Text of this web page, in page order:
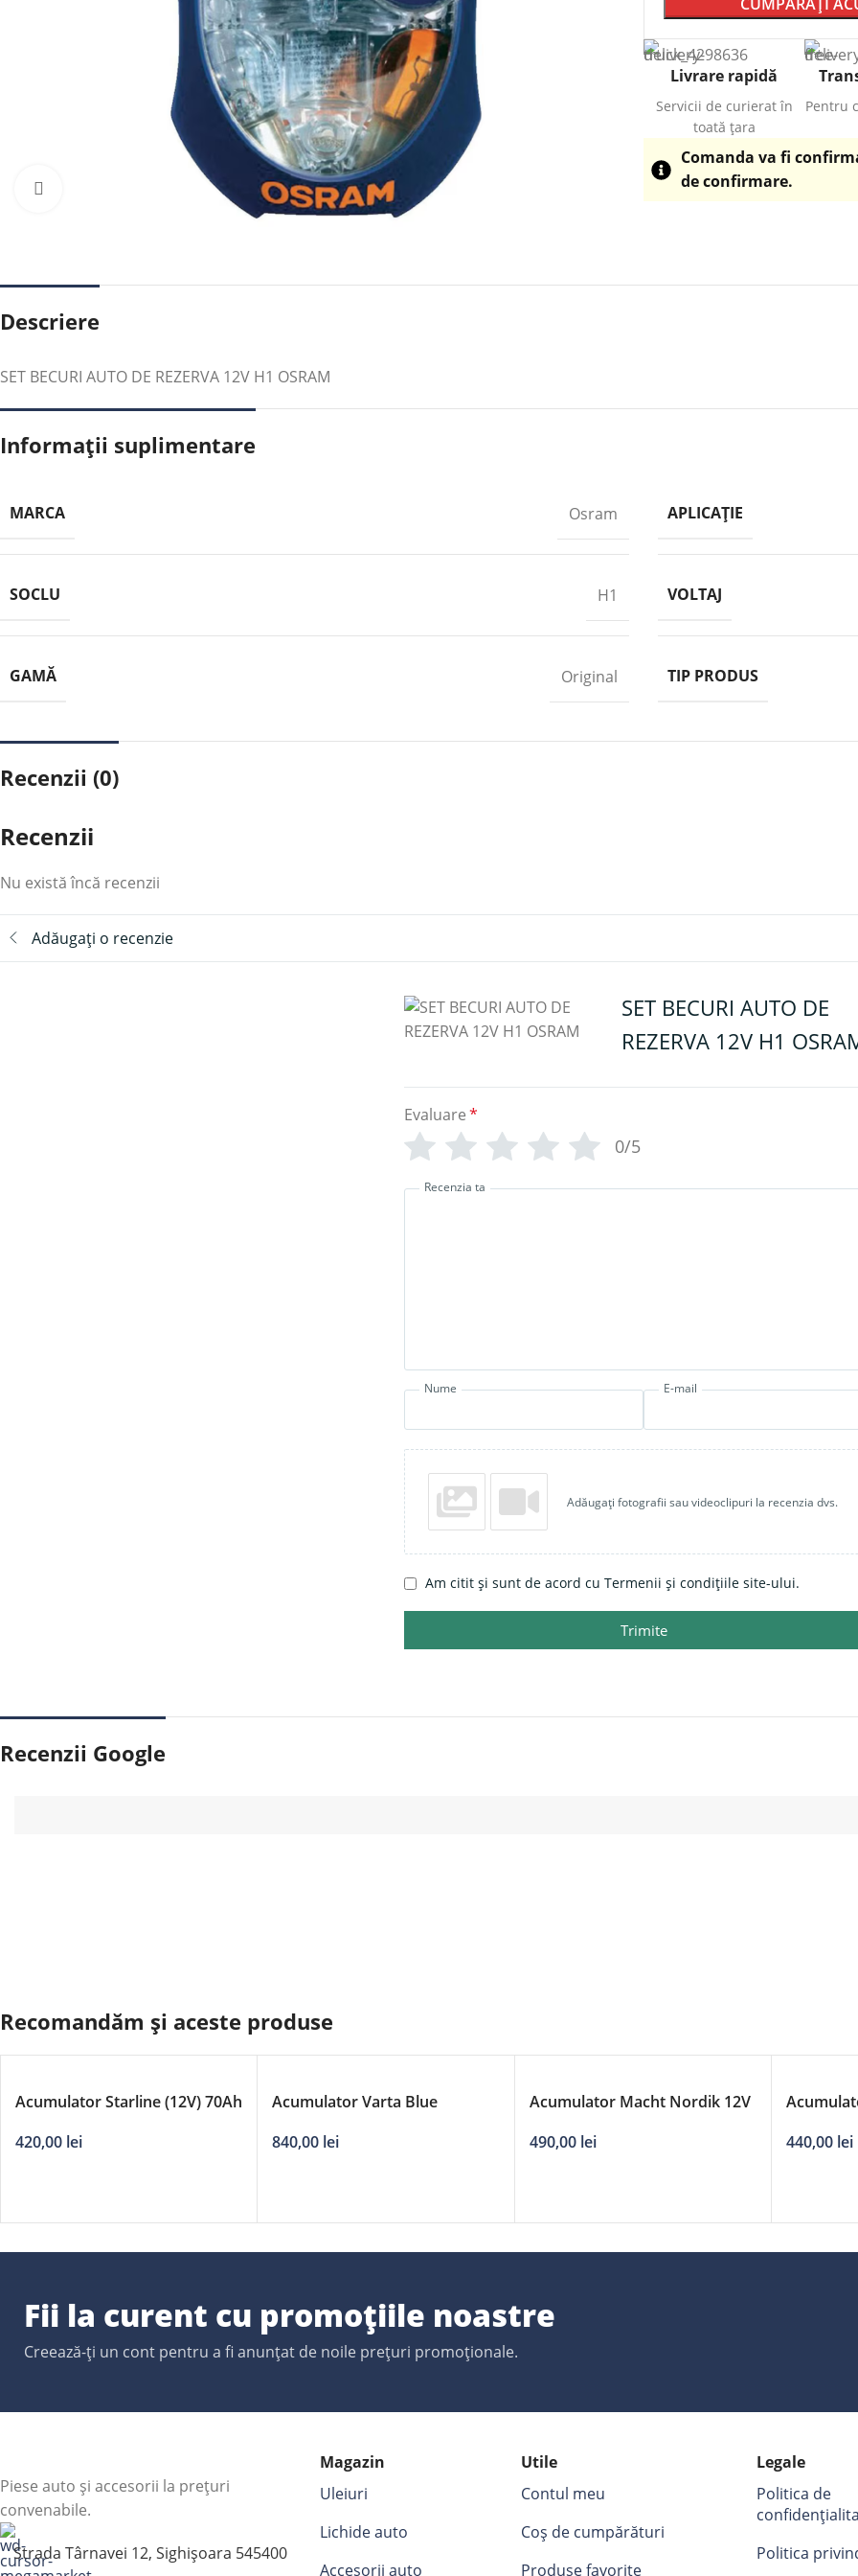
Faceți clic pentru a mări
Livrare rapidă
Servicii de curierat în
toată țara
Pentru
Comanda va fi
de confirmare.
Descriere
SET BECURI AUTO DE REZERVA 12V H1 OSRAM
Informații suplimentare
MARCA Osram APLICAȚIE
SOCLU H1 VOLTAJ
GAMĂ Original TIP PRODUS
Recenzii (0)
Recenzii
Nu există încă recenzii
Adăugați o recenzie
SET BECURI AUTO DE
REZERVA 12V H1
Evaluare*
0/5
Recenzia ta
Nume E-mail
Adăugați fotografii sau videoclipuri la recenzia dvs.
Am citit și sunt de acord cu Termenii și condițiile site-ului.
Trimite
Recenzii Google
Recomandăm și aceste produse
Acumulator Starline (12V) 70Ah
420,00 lei
Acumulator Varta Blue
840,00 lei
Acumulator Macht Nordik 12V
490,00 lei
440,00 lei
Fii la curent cu promoțiile noastre
Creează-ți un cont pentru a fi anunțat de noile prețuri promoționale.
Piese auto și accesorii la prețuri
convenabile.
Strada Târnavei 12, Sighișoara 545400
Magazin
Uleiuri
Lichide auto
Accesorii auto
Utile
Contul meu
Coș de cumpărături
Produse favorite
Legale
Politica de
Politica